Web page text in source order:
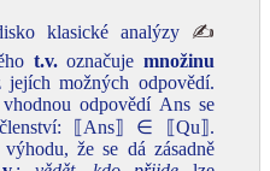
klasické analýzy ✍
t.v.označuje množinu
jejích možných odpovědí.
odpovědí Ans se
⟦Ans⟧ ∈ ⟦Qu⟧.
že se dá zásadně